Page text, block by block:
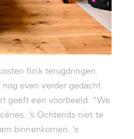
flink terugdringen.
even verder gedacht.
geeft een voorbeeld. “We
’s Ochtends niet te
binnenkomen. ’s